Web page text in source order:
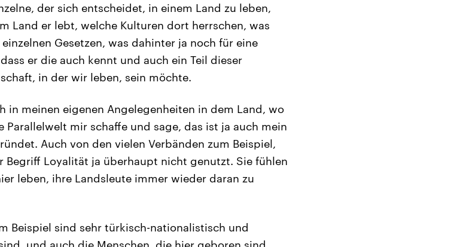
der sich entscheidet, in einem Land zu leben,
Land er lebt, welche Kulturen dort herrschen, was
Gesetzen, was dahinter ja noch für eine
er die auch kennt und auch ein Teil dieser
in der wir leben, sein möchte.
in meinen eigenen Angelegenheiten in dem Land, wo
mir schaffe und sage, das ist ja auch mein
Auch von den vielen Verbänden zum Beispiel,
Begriff Loyalität ja überhaupt nicht genutzt. Sie fühlen
leben, ihre Landsleute immer wieder daran zu
Beispiel sind sehr türkisch-nationalistisch und